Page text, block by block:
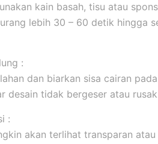
kain basah, tisu atau
lebih 30 – 60 detik hingga
:
dan biarkan sisa cairan
desain tidak bergeser atau
:
akan terlihat transparan